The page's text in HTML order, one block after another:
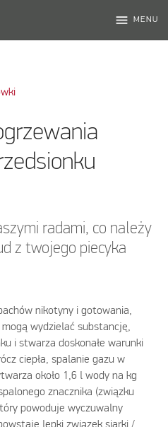
menu MENU
radami, co należy
z twojego piecyka
nikotyny i gotowania,
wydzielać substancję,
i stwarza doskonałe warunki
ciepła, spalanie gazu w
około 1,6 l wody na kg
znacznika (związku
powoduje wyczuwalny
lepki związek siarki /